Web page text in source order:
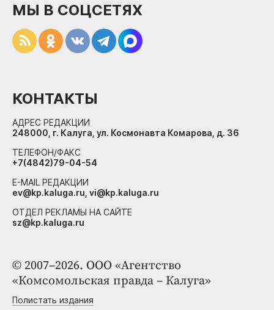
© 2007–2026. ООО «Агентство
«Комсомольская правда – Калуга»
Полистать издания
МЫ В СОЦСЕТЯХ
КОНТАКТЫ
АДРЕС РЕДАКЦИИ
248000, г. Калуга, ул. Космонавта Комарова, д. 36
ТЕЛЕФОН/ФАКС
+7(4842)79-04-54
E-MAIL РЕДАКЦИИ
ev@kp.kaluga.ru, vi@kp.kaluga.ru
ОТДЕЛ РЕКЛАМЫ НА САЙТЕ
sz@kp.kaluga.ru